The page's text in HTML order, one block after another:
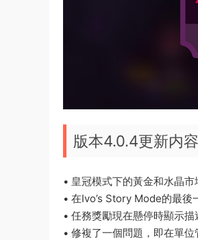
版本4.0.4更新内容
• 皇冠模式下的黃金和水晶
• 在Ivo’s Story Mode的最後
• 任務獎勵現在懸停時顯示描
• 修複了一個問題，即在單